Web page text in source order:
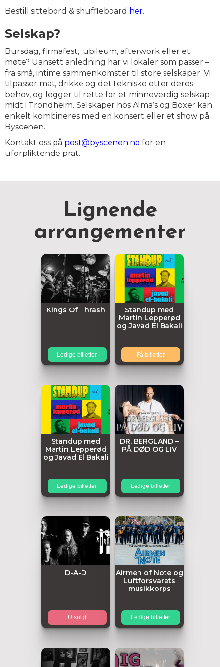
Bestill sittebord & shuffleboard her.
Selskap?
Bursdag, firmafest, jubileum, afterwork eller et
møte? Uansett anledning har vi lokaler som passer –
fra små, intime sammenkomster til store selskaper. Vi
tilpasser mat, drikke og det tekniske etter deres
behov, og legger til rette for et minneverdig selskap
midt i Trondheim. Selskaper hos Alma’s og Boxer kan
enkelt kombineres med en konsert eller et show på
Byscenen.
Kontakt oss på post@byscenen.no for en
uforpliktende prat.
Lignende
arrangementer
Kings Of Thrash
Ledige billetter
Standup med
Martin Lepperød
og Javad El Bakali
Få billetter
Standup med
Martin Lepperød
og Javad El Bakali
Ledige billetter
DR. BERGLAND –
PÅ DØD OG LIV
Ledige billetter
D-A-D
Utsolgt
Airmen of Note og
Luftforsvarets
musikkorps
Ledige billetter